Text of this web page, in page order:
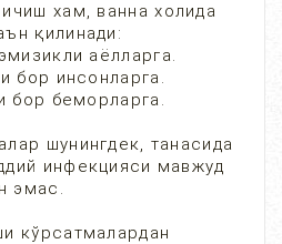
хам, ванна холида
қилинади:
аёлларга.
инсонларга.
беморларга.
шунингдек, танасида
инфекцияси мавжуд
эмас.
кўрсатмалардан